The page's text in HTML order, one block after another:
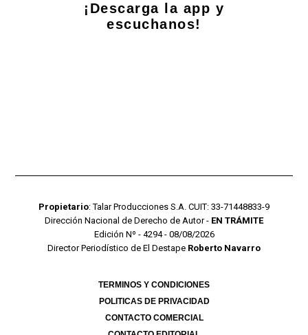
¡Descarga la app y
escuchanos!
Propietario: Talar Producciones S.A. CUIT: 33-71448833-9
Dirección Nacional de Derecho de Autor - EN TRÁMITE
Edición Nº - 4294 - 08/08/2026
Director Periodístico de El Destape Roberto Navarro
TERMINOS Y CONDICIONES
POLITICAS DE PRIVACIDAD
CONTACTO COMERCIAL